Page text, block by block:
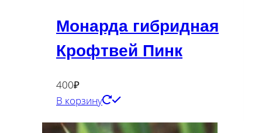
Монарда гибридная
Крофтвей Пинк
400₽
В корзину